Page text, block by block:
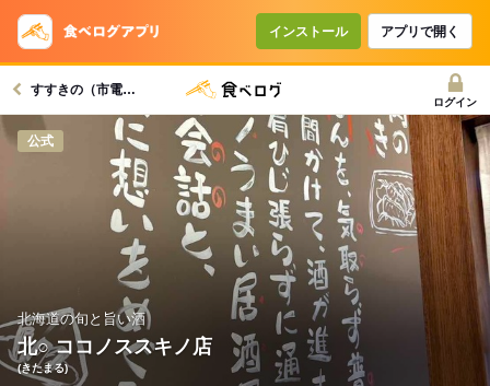
インストール アプリで開く
すすきの（市電）駅グルメへ
ログイン
公式
北海道の旬と旨い酒
北○ ココノススキノ店
(きたまる)